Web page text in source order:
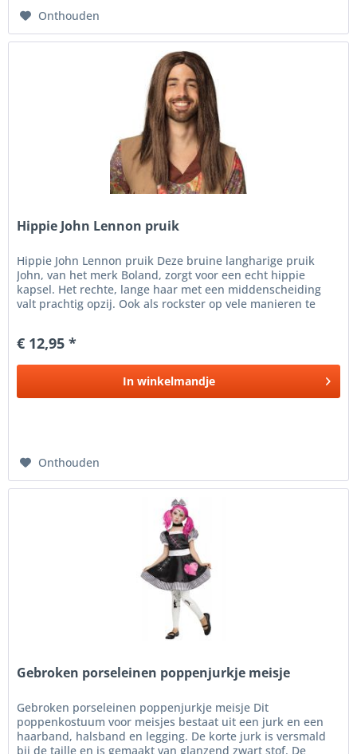
Onthouden
Hippie John Lennon pruik
Hippie John Lennon pruik Deze bruine langharige pruik
John, van het merk Boland, zorgt voor een echt hippie
kapsel. Het rechte, lange haar met een middenscheiding
valt prachtig opzij. Ook als rockster op vele manieren te
€ 12,95 *
In winkelmandje
Onthouden
Gebroken porseleinen poppenjurkje meisje
Gebroken porseleinen poppenjurkje meisje Dit
poppenkostuum voor meisjes bestaat uit een jurk en een
haarband, halsband en legging. De korte jurk is versmald
bij de taille en is gemaakt van glanzend zwart stof. De